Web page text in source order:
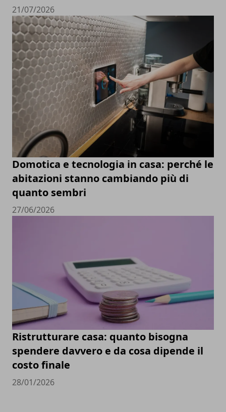
21/07/2026
Domotica e tecnologia in casa: perché le
abitazioni stanno cambiando più di
quanto sembri
27/06/2026
Ristrutturare casa: quanto bisogna
spendere davvero e da cosa dipende il
costo finale
28/01/2026